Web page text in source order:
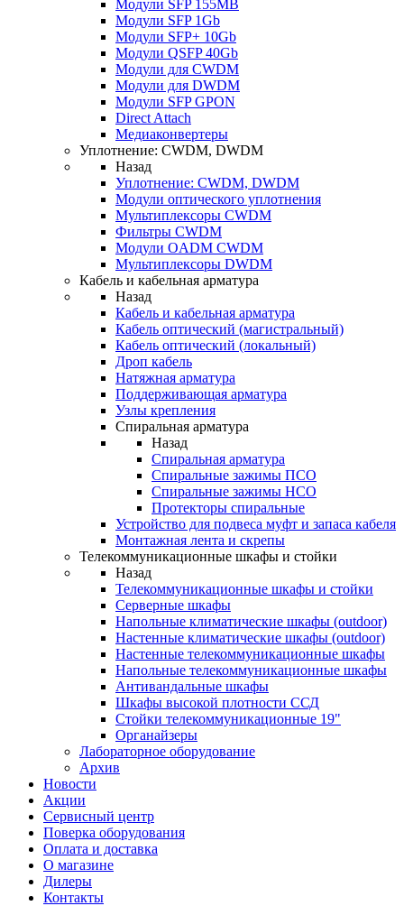
Модули SFP 155MB
Модули SFP 1Gb
Модули SFP+ 10Gb
Модули QSFP 40Gb
Модули для CWDM
Модули для DWDM
Модули SFP GPON
Direct Attach
Медиаконвертеры
Уплотнение: CWDM, DWDM
Назад
Уплотнение: CWDM, DWDM
Модули оптического уплотнения
Мультиплексоры CWDM
Фильтры CWDM
Модули OADM CWDM
Мультиплексоры DWDM
Кабель и кабельная арматура
Назад
Кабель и кабельная арматура
Кабель оптический (магистральный)
Кабель оптический (локальный)
Дроп кабель
Натяжная арматура
Поддерживающая арматура
Узлы крепления
Спиральная арматура
Назад
Спиральная арматура
Спиральные зажимы ПСО
Спиральные зажимы НСО
Протекторы спиральные
Устройство для подвеса муфт и запаса кабеля
Монтажная лента и скрепы
Телекоммуникационные шкафы и стойки
Назад
Телекоммуникационные шкафы и стойки
Серверные шкафы
Напольные климатические шкафы (outdoor)
Настенные климатические шкафы (outdoor)
Настенные телекоммуникационные шкафы
Напольные телекоммуникационные шкафы
Антивандальные шкафы
Шкафы высокой плотности ССД
Стойки телекоммуникационные 19"
Органайзеры
Лабораторное оборудование
Архив
Новости
Акции
Сервисный центр
Поверка оборудования
Оплата и доставка
О магазине
Дилеры
Контакты